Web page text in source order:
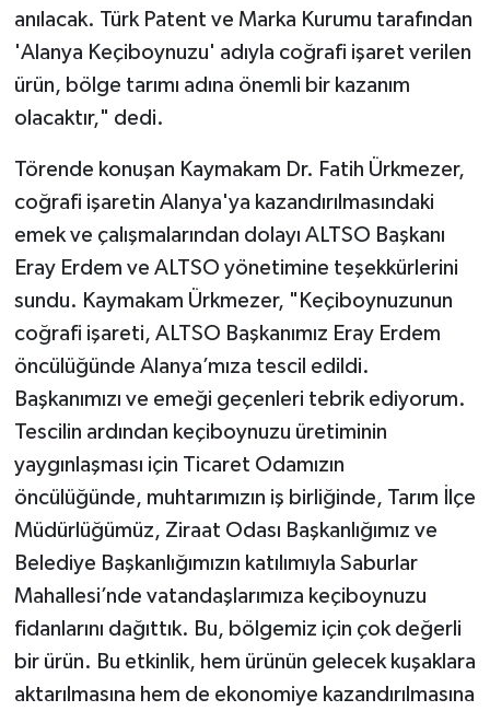
anılacak. Türk Patent ve Marka Kurumu tarafından
'Alanya Keçiboynuzu' adıyla coğrafi işaret verilen
ürün, bölge tarımı adına önemli bir kazanım
olacaktır," dedi.
Törende konuşan Kaymakam Dr. Fatih Ürkmezer,
coğrafi işaretin Alanya'ya kazandırılmasındaki
emek ve çalışmalarından dolayı ALTSO Başkanı
Eray Erdem ve ALTSO yönetimine teşekkürlerini
sundu. Kaymakam Ürkmezer, "Keçiboynuzunun
coğrafi işareti, ALTSO Başkanımız Eray Erdem
öncülüğünde Alanya’mıza tescil edildi.
Başkanımızı ve emeği geçenleri tebrik ediyorum.
Tescilin ardından keçiboynuzu üretiminin
yaygınlaşması için Ticaret Odamızın
öncülüğünde, muhtarımızın iş birliğinde, Tarım İlçe
Müdürlüğümüz, Ziraat Odası Başkanlığımız ve
Belediye Başkanlığımızın katılımıyla Saburlar
Mahallesi’nde vatandaşlarımıza keçiboynuzu
fidanlarını dağıttık. Bu, bölgemiz için çok değerli
bir ürün. Bu etkinlik, hem ürünün gelecek kuşaklara
aktarılmasına hem de ekonomiye kazandırılmasına